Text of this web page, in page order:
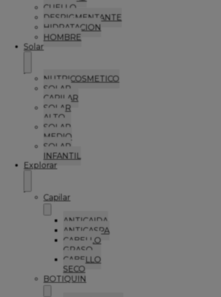
CUELLO
DESPIGMENTANTE
HIDRATACION
HOMBRE
Solar
NUTRICOSMETICO
SOLAR
CAPILAR
SOLAR
ALTO
SOLAR
MEDIO
SOLAR
INFANTIL
Explorar
Capilar
ANTICAIDA
ANTICASPA
CABELLO
GRASO
CABELLO
SECO
BOTIQUIN